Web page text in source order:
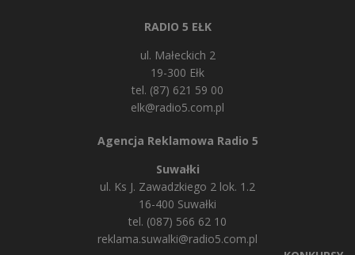
RADIO 5 EŁK
ul. Małeckich 2
19-300 Ełk
tel. (87) 621 59 00
elk@radio5.com.pl
Agencja Reklamowa Radio 5
Suwałki
ul. Ks J. Zawadzkiego 2 lok. 1.2
16-400 Suwałki
tel. (087) 566 62 10
reklama.suwalki@radio5.com.pl